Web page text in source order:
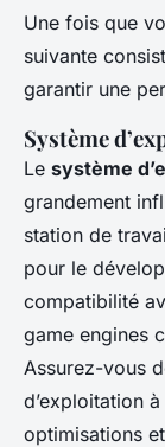
Une fois que
suivante
garantir une
Système
Le système
grandement
station de
pour le
compatibilité
game engines
Assurez-vous
d’exploitation
optimisations